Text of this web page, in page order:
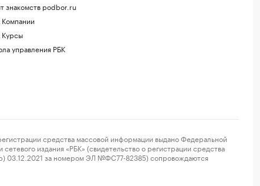
знакомств podbor.ru
Компании
Курсы
управления РБК
средства массовой информации выдано Федеральной
издания «РБК» (свидетельство о регистрации средства
03.12.2021 за номером ЭЛ №ФС77-82385) сопровождаются